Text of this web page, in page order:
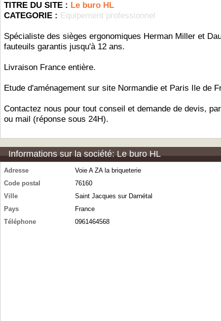
TITRE DU SITE : Le buro HL
CATEGORIE : Equipement professionnel
Spécialiste des sièges ergonomiques Herman Miller et
fauteuils garantis jusqu'à 12 ans.
Livraison France entière.
Etude d'aménagement sur site Normandie et Paris Ile de
Contactez nous pour tout conseil et demande de devis,
ou mail (réponse sous 24H).
Informations sur la société: Le buro HL
Adresse
Voie A ZA la briqueterie
Code postal
76160
Ville
Saint Jacques sur Darnétal
Pays
France
Téléphone
0961464568